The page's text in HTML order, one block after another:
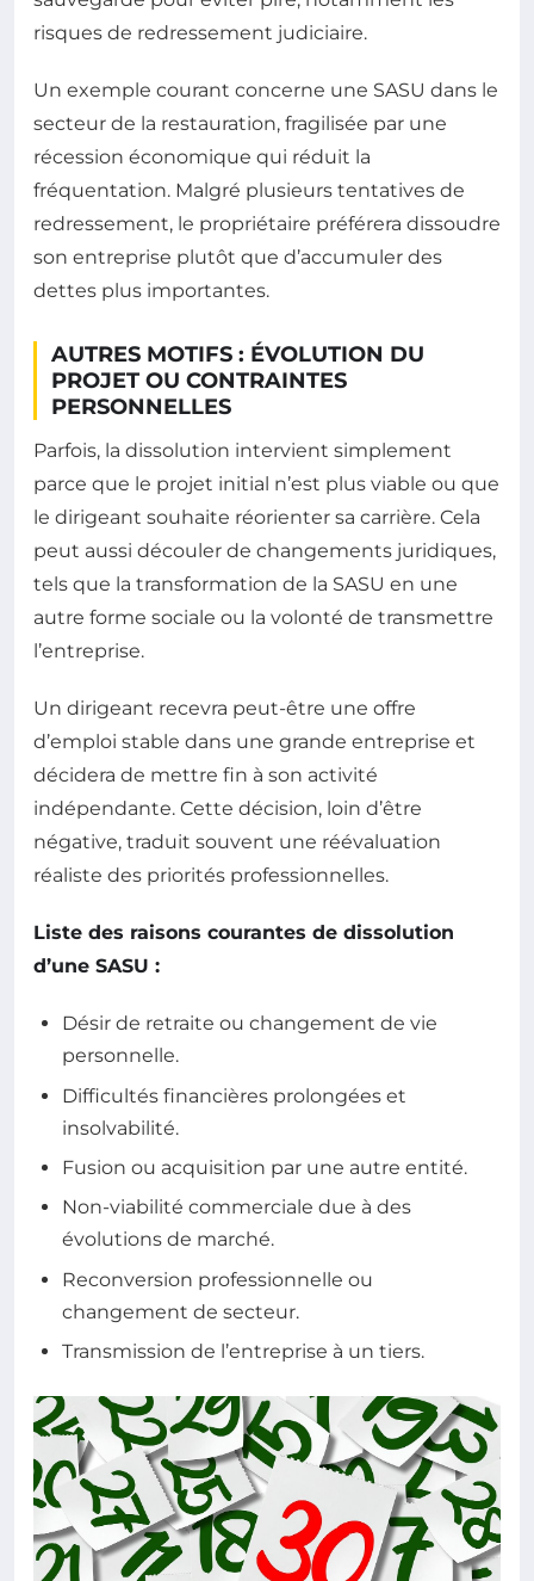
risques de redressement judiciaire.
Un exemple courant concerne une SASU dans le
secteur de la restauration, fragilisée par une
récession économique qui réduit la
fréquentation. Malgré plusieurs tentatives de
redressement, le propriétaire préférera dissoudre
son entreprise plutôt que d’accumuler des
dettes plus importantes.
AUTRES MOTIFS : ÉVOLUTION DU
PROJET OU CONTRAINTES
PERSONNELLES
Parfois, la dissolution intervient simplement
parce que le projet initial n’est plus viable ou que
le dirigeant souhaite réorienter sa carrière. Cela
peut aussi découler de changements juridiques,
tels que la transformation de la SASU en une
autre forme sociale ou la volonté de transmettre
l’entreprise.
Un dirigeant recevra peut-être une offre
d’emploi stable dans une grande entreprise et
décidera de mettre fin à son activité
indépendante. Cette décision, loin d’être
négative, traduit souvent une réévaluation
réaliste des priorités professionnelles.
Liste des raisons courantes de dissolution
d’une SASU :
Désir de retraite ou changement de vie
personnelle.
Difficultés financières prolongées et
insolvabilité.
Fusion ou acquisition par une autre entité.
Non-viabilité commerciale due à des
évolutions de marché.
Reconversion professionnelle ou
changement de secteur.
Transmission de l’entreprise à un tiers.